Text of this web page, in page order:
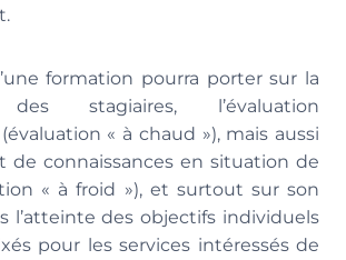
formation pourra porter sur la
des stagiaires, l’évaluation
« à chaud »), mais aussi
de connaissances en situation de
« à froid »), et surtout sur son
l’atteinte des objectifs individuels
pour les services intéressés de